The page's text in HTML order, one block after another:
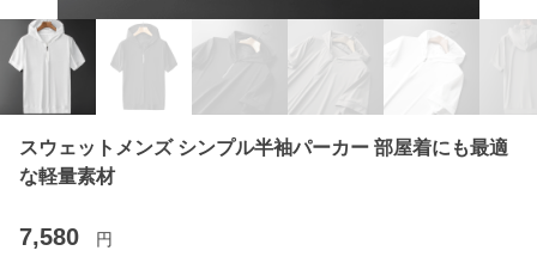
スウェットメンズ シンプル半袖パーカー 部屋着にも最適
な軽量素材
7,580 円